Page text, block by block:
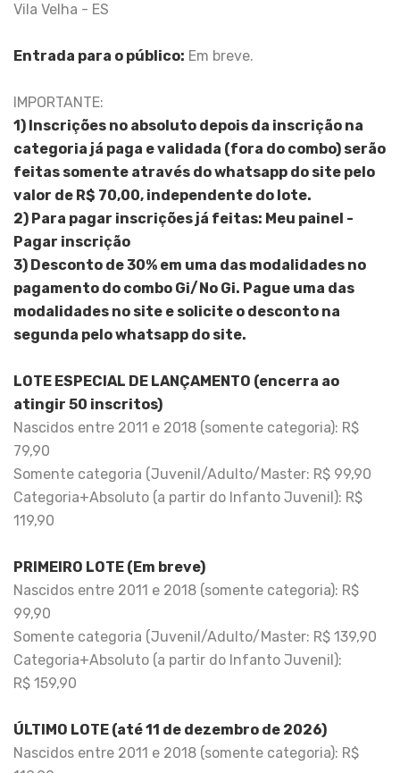
Vila Velha - ES
Entrada para o público: Em breve.
IMPORTANTE:
1) Inscrições no absoluto depois da inscrição na
categoria já paga e validada (fora do combo) serão
feitas somente através do whatsapp do site pelo
valor de R$ 70,00, independente do lote.
2) Para pagar inscrições já feitas: Meu painel -
Pagar inscrição
3) Desconto de 30% em uma das modalidades no
pagamento do combo Gi/No Gi. Pague uma das
modalidades no site e solicite o desconto na
segunda pelo whatsapp do site.
LOTE ESPECIAL DE LANÇAMENTO (encerra ao
atingir 50 inscritos)
Nascidos entre 2011 e 2018 (somente categoria): R$
79,90
Somente categoria (Juvenil/Adulto/Master: R$ 99,90
Categoria+Absoluto (a partir do Infanto Juvenil): R$
119,90
PRIMEIRO LOTE (Em breve)
Nascidos entre 2011 e 2018 (somente categoria): R$
99,90
Somente categoria (Juvenil/Adulto/Master: R$ 139,90
Categoria+Absoluto (a partir do Infanto Juvenil):
R$ 159,90
ÚLTIMO LOTE (até 11 de dezembro de 2026)
Nascidos entre 2011 e 2018 (somente categoria): R$